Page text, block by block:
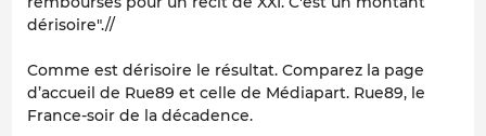
dérisoire".//
Comme est dérisoire le résultat. Comparez la page
d’accueil de Rue89 et celle de Médiapart. Rue89, le
France-soir de la décadence.